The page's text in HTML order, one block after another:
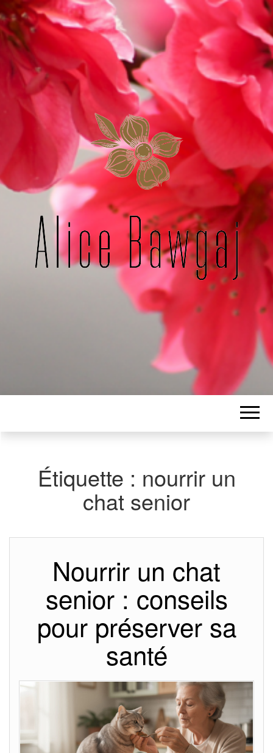
ALICE
BAWGAJ
Les petits mots d'Alice
Étiquette : nourrir un
chat senior
Nourrir un chat
senior : conseils
pour préserver sa
santé